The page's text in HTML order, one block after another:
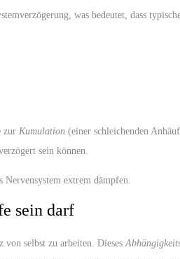
was bedeutet, dass
zur Kumulation (einer schleichenden
sein können.
extrem dämpfen.
sein darf
von selbst zu arbeiten. Dieses